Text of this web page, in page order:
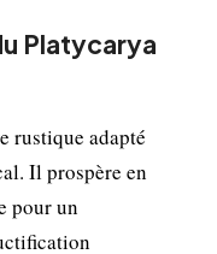
Platycarya
rustique adapté
Il prospère en
pour un